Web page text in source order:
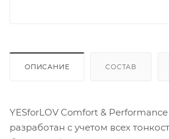
ОПИСАНИЕ СОСТАВ
YESforLOV Comfort &
разработан с учетом всех